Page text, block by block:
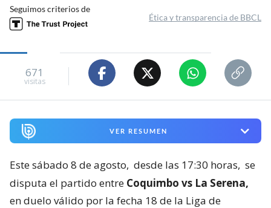
Seguimos criterios de
Ética y transparencia de BBCL
671
visitas
VER RESUMEN
Este sábado 8 de agosto, desde las 17:30 horas, se
disputa el partido entre Coquimbo vs La Serena,
en duelo válido por la fecha 18 de la Liga de